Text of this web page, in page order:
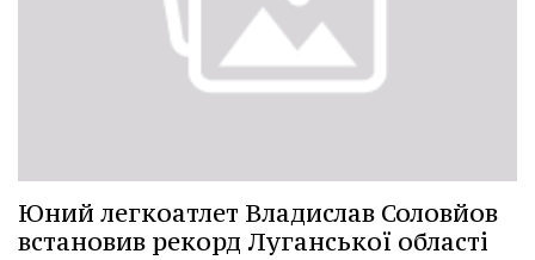
Юний легкоатлет Владислав Соловйов
встановив рекорд Луганської області